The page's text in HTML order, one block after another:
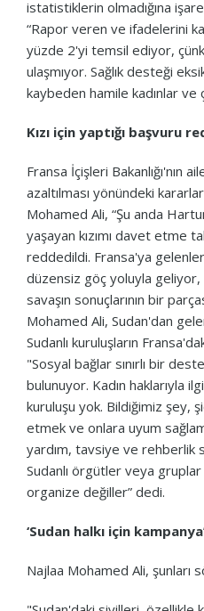
istatistiklerin olmadığına
“Rapor veren ve ifadelerini
yüzde 2'yi temsil ediyor,
ulaşmıyor. Sağlık desteği
kaybeden hamile kadınlar ve
Kızı için yaptığı başvuru
Fransa İçişleri Bakanlığı'nın
azaltılması yönündeki
Mohamed Ali, “Şu anda
yaşayan kızımı davet etme
reddedildi. Fransa'ya
düzensiz göç yoluyla
savaşın sonuçlarının bir
Mohamed Ali, Sudan'dan
Sudanlı kuruluşların
"Sosyal bağlar sınırlı bir
bulunuyor. Kadın haklarıyla
kuruluşu yok. Bildiğimiz şey,
etmek ve onlara uyum
yardım, tavsiye ve rehberlik
Sudanlı örgütler veya
organize değiller” dedi.
‘Sudan halkı için
Najlaa Mohamed Ali, şunları